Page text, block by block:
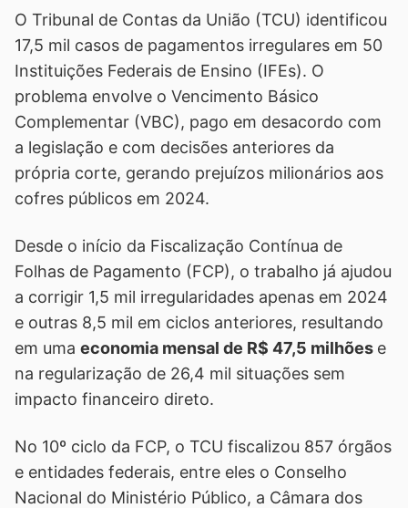
O Tribunal de Contas da União (TCU) identificou
17,5 mil casos de pagamentos irregulares em 50
Instituições Federais de Ensino (IFEs). O
problema envolve o Vencimento Básico
Complementar (VBC), pago em desacordo com
a legislação e com decisões anteriores da
própria corte, gerando prejuízos milionários aos
cofres públicos em 2024.
Desde o início da Fiscalização Contínua de
Folhas de Pagamento (FCP), o trabalho já ajudou
a corrigir 1,5 mil irregularidades apenas em 2024
e outras 8,5 mil em ciclos anteriores, resultando
em uma economia mensal de R$ 47,5 milhões e
na regularização de 26,4 mil situações sem
impacto financeiro direto.
No 10º ciclo da FCP, o TCU fiscalizou 857 órgãos
e entidades federais, entre eles o Conselho
Nacional do Ministério Público, a Câmara dos